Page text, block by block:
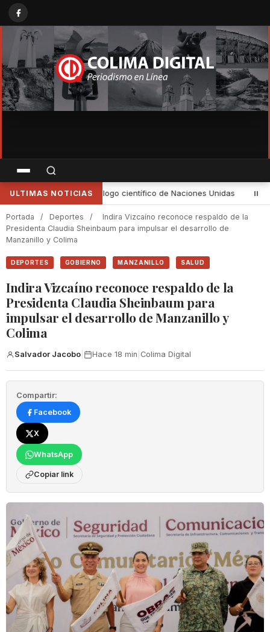
ULTIMAS NOTICIAS
Unidas • Reunión con gobernadora fue para gestionar
Portada / Deportes /
Indira Vizcaíno reconoce respaldo de la
Presidenta Claudia Sheinbaum para impulsar el desarrollo de
Manzanillo y Colima
DEPORTES GOBIERNO MANZANILLO SALUD
Indira Vizcaíno reconoce respaldo de la
Presidenta Claudia Sheinbaum para
impulsar el desarrollo de Manzanillo y
Colima
Salvador Jacobo Hace 18 min Colima Digital
Compartir:
Facebook
X
WhatsApp
Copiar link